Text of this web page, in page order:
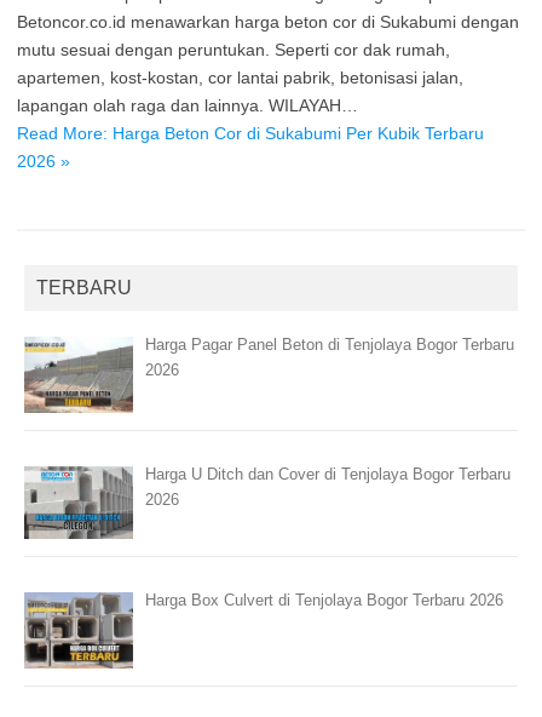
Betoncor.co.id menawarkan harga beton cor di Sukabumi dengan
mutu sesuai dengan peruntukan. Seperti cor dak rumah,
apartemen, kost-kostan, cor lantai pabrik, betonisasi jalan,
lapangan olah raga dan lainnya. WILAYAH…
Read More: Harga Beton Cor di Sukabumi Per Kubik Terbaru
2026 »
TERBARU
Harga Pagar Panel Beton di Tenjolaya Bogor Terbaru
2026
Harga U Ditch dan Cover di Tenjolaya Bogor Terbaru
2026
Harga Box Culvert di Tenjolaya Bogor Terbaru 2026